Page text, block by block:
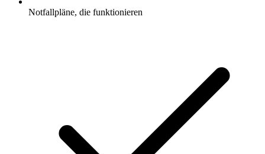
Notfallpläne, die funktionieren